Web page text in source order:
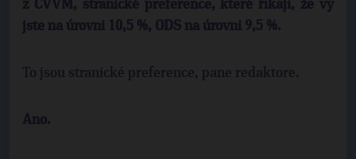
z CVVM, stranické preference, které říkají, že vy
jste na úrovni 10,5 %, ODS na úrovni 9,5 %.
To jsou stranické preference, pane redaktore.
Ano.